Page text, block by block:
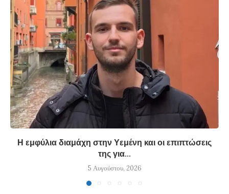
Η εμφύλια διαμάχη στην Υεμένη και οι επιπτώσεις
της για...
5 Αυγούστου, 2026